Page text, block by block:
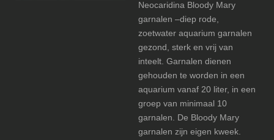
Neocaridina Bloody Mary
garnalen –diep rode,
zoetwater aquarium garnalen
gezond, sterk en vrij van
inteelt. Garnalen dienen
gehouden te worden in een
aquarium vanaf 20 liter, in een
groep van minimaal 10
garnalen. De Bloody Mary
garnalen zijn eigen kweek.